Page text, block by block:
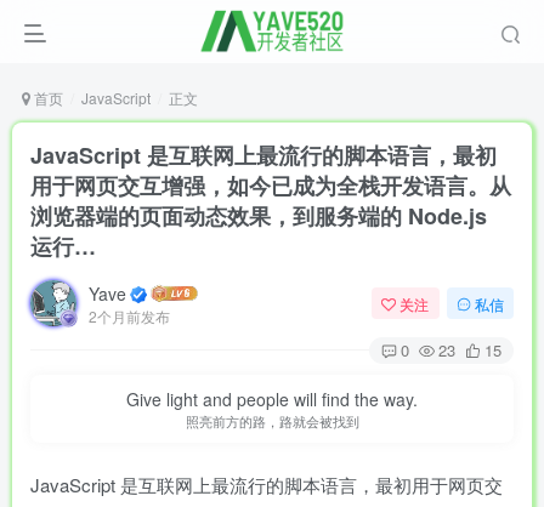
首页 JavaScript 正文
JavaScript 是互联网上最流行的脚本语言，最初
用于网页交互增强，如今已成为全栈开发语言。从
浏览器端的页面动态效果，到服务端的 Node.js
运行…
Yave
2个月前发布
关注 私信
0 23 15
Give light and people will find the way.
照亮前方的路，路就会被找到
JavaScript 是互联网上最流行的脚本语言，最初用于网页交